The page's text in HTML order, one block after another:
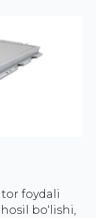
foydali
bo‘lishi,